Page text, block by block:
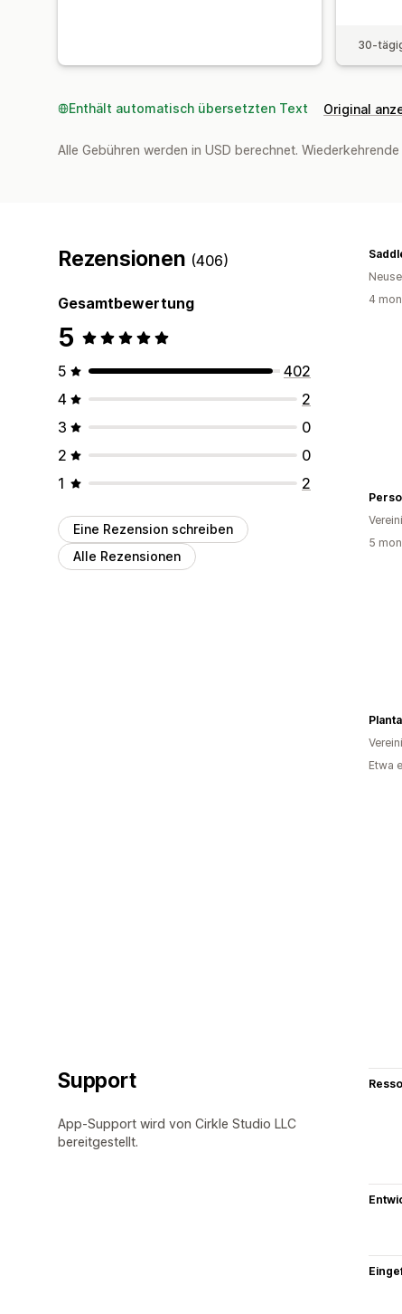
30-
Enthält automatisch übersetzten Text Original
Alle Gebühren werden in USD berechnet.
Rezensionen (406)
Gesamtbewertung
5
5
402
4
2
3
0
2
0
1
2
Eine Rezension schreiben
Alle Rezensionen
4
5
Etwa
Support
App-Support wird von Cirkle Studio LLC
bereitgestellt.